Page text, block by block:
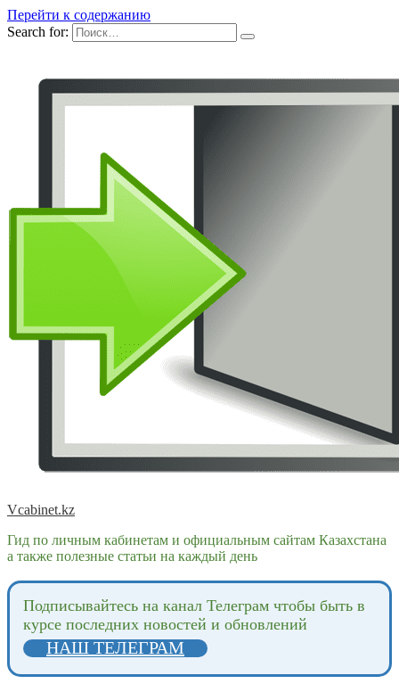
Перейти к содержанию
Search for:
Vcabinet.kz
Гид по личным кабинетам и официальным сайтам Казахстана
а также полезные статьи на каждый день
Подпиcывайтесь на канал Телеграм чтобы быть в
курсе последних новостей и обновлений
НАШ ТЕЛЕГРАМ